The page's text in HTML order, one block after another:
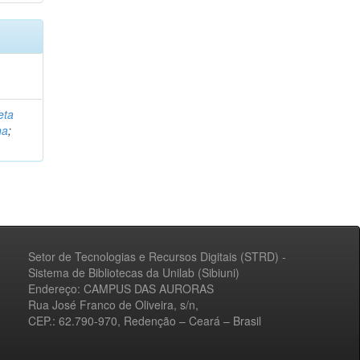
;
Setor de Tecnologias e Recursos Digitais (STRD) -
Sistema de Bibliotecas da Unilab (Sibiuni)
Endereço: CAMPUS DAS AURORAS
Rua José Franco de Oliveira, s/n,
CEP.: 62.790-970, Redenção – Ceará – Brasil